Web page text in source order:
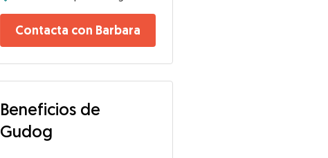
Contacta con Barbara
Beneficios de
Gudog